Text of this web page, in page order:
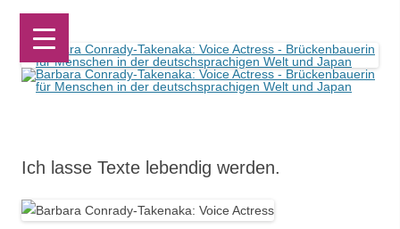
Barbara Conrady-Takenaka: Voice Actress
Brückenbauerin für Menschen in der deutschsprachigen Welt und Japan
springen
Ich lasse Texte lebendig werden.